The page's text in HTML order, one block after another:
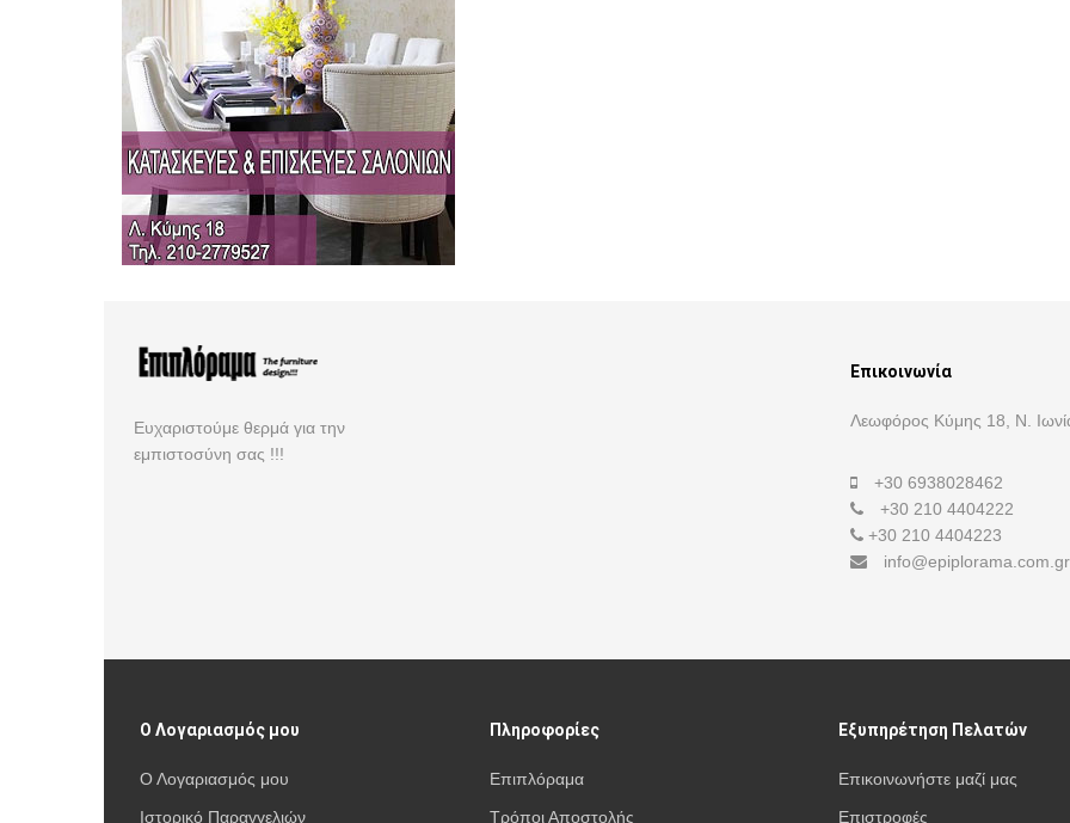
Ευχαριστούμε θερμά για την
εμπιστοσύνη σας !!!
Επικοινωνία
Λεωφόρος Κύμης 18, Ν.
+30 6938028462
+30 210 4404222
+30 210 4404223
info@epiplorama.com.gr
Ο Λογαριασμός μου
Ο Λογαριασμός μου
Ιστορικό Παραγγελιών
Πληροφορίες
Επιπλόραμα
Τρόποι Αποστολής
Εξυπηρέτηση Πελατών
Επικοινωνήστε μαζί μας
Επιστροφές